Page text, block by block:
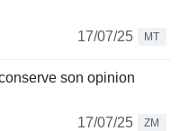
17/07/25
MT
son opinion
17/07/25
ZM